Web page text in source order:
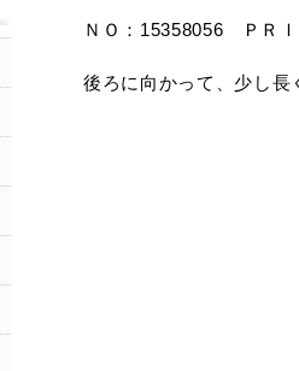
ＮＯ：15358056 ＰＲ
後ろに向かって、少し長